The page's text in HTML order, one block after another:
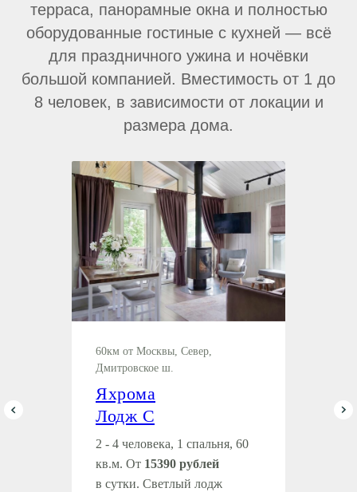
терраса, панорамные окна и полностью
оборудованные гостиные с кухней — всё
для праздничного ужина и ночёвки
большой компанией. Вместимость от 1 до
8 человек, в зависимости от локации и
размера дома.
60км от Москвы, Север,
Дмитровское ш.
Яхрома
Лодж С
2 - 4 человека, 1 спальня, 60
кв.м. От 15390 рублей
в сутки. Светлый лодж